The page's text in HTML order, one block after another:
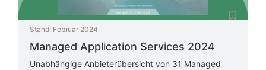
Stand: Februar 2024
Managed Application Services 2024
Unabhängige Anbieterübersicht von 31 Managed